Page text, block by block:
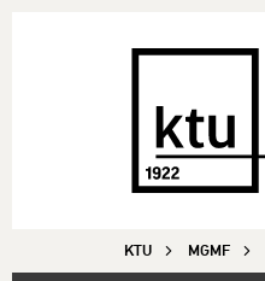
KTU MGMF